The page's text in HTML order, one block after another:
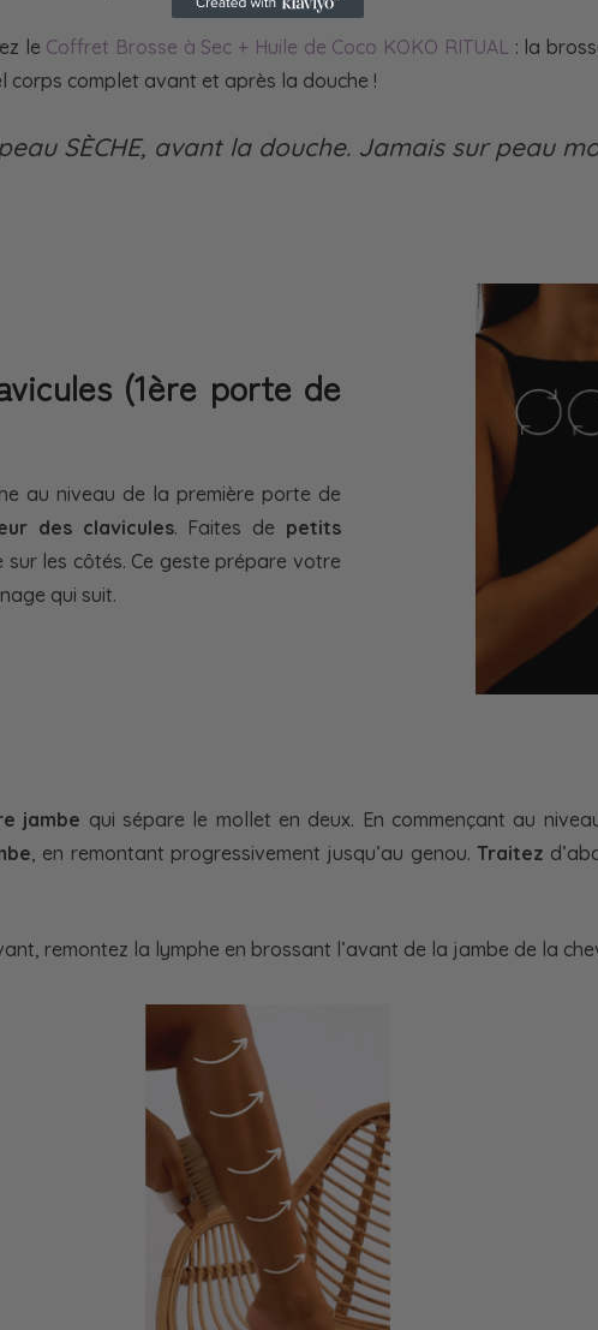
le Coffret Brosse à Sec + Huile de Coco KOKO RITUAL : la
corps complet avant et après la douche !
SÈCHE, avant la douche. Jamais sur peau
(1ère porte de
au niveau de la première porte de
des clavicules. Faites de petits
les côtés. Ce geste prépare votre
qui suit.
jambe qui sépare le mollet en deux. En commençant au
, en remontant progressivement jusqu’au genou. Traitez
remontez la lymphe en brossant l’avant de la jambe de la